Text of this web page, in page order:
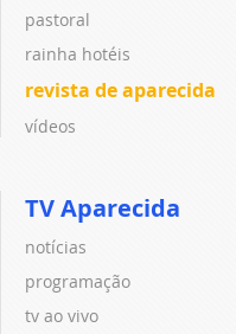
pastoral
rainha hotéis
revista de aparecida
vídeos
TV Aparecida
notícias
programação
tv ao vivo